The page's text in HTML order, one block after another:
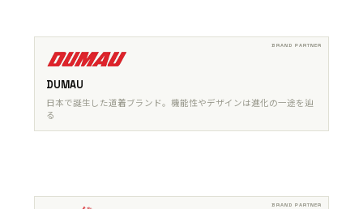
DUMAU
日本で誕生した道着ブランド。機能性やデザインは進化の一途を辿
る